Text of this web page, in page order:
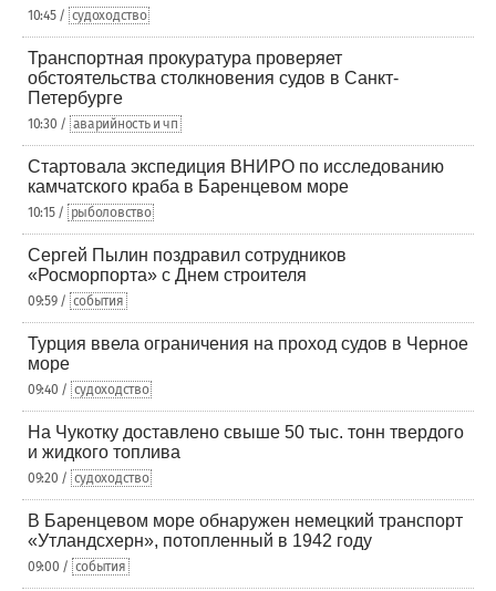
10:45 / судоходство
Транспортная прокуратура проверяет
обстоятельства столкновения судов в Санкт-
Петербурге
10:30 / аварийность и чп
Стартовала экспедиция ВНИРО по исследованию
камчатского краба в Баренцевом море
10:15 / рыболовство
Сергей Пылин поздравил сотрудников
«Росморпорта» с Днем строителя
09:59 / события
Турция ввела ограничения на проход судов в Черное
море
09:40 / судоходство
На Чукотку доставлено свыше 50 тыс. тонн твердого
и жидкого топлива
09:20 / судоходство
В Баренцевом море обнаружен немецкий транспорт
«Утландсхерн», потопленный в 1942 году
09:00 / события